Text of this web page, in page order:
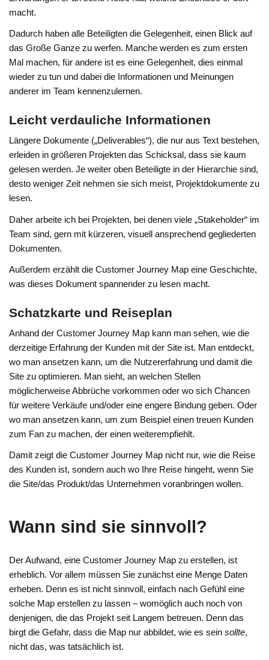
macht.
Dadurch haben alle Beteiligten die Gelegenheit, einen Blick auf
das Große Ganze zu werfen. Manche werden es zum ersten
Mal machen, für andere ist es eine Gelegenheit, dies einmal
wieder zu tun und dabei die Informationen und Meinungen
anderer im Team kennenzulernen.
Leicht verdauliche Informationen
Längere Dokumente („Deliverables“), die nur aus Text bestehen,
erleiden in größeren Projekten das Schicksal, dass sie kaum
gelesen werden. Je weiter oben Beteiligte in der Hierarchie sind,
desto weniger Zeit nehmen sie sich meist, Projektdokumente zu
lesen.
Daher arbeite ich bei Projekten, bei denen viele „Stakeholder“ im
Team sind, gern mit kürzeren, visuell ansprechend gegliederten
Dokumenten.
Außerdem erzählt die Customer Journey Map eine Geschichte,
was dieses Dokument spannender zu lesen macht.
Schatzkarte und Reiseplan
Anhand der Customer Journey Map kann man sehen, wie die
derzeitige Erfahrung der Kunden mit der Site ist. Man entdeckt,
wo man ansetzen kann, um die Nutzererfahrung und damit die
Site zu optimieren. Man sieht, an welchen Stellen
möglicherweise Abbrüche vorkommen oder wo sich Chancen
für weitere Verkäufe und/oder eine engere Bindung geben. Oder
wo man ansetzen kann, um zum Beispiel einen treuen Kunden
zum Fan zu machen, der einen weiterempfiehlt.
Damit zeigt die Customer Journey Map nicht nur, wie die Reise
des Kunden ist, sondern auch wo Ihre Reise hingeht, wenn Sie
die Site/das Produkt/das Unternehmen voranbringen wollen.
Wann sind sie sinnvoll?
Der Aufwand, eine Customer Journey Map zu erstellen, ist
erheblich. Vor allem müssen Sie zunächst eine Menge Daten
erheben. Denn es ist nicht sinnvoll, einfach nach Gefühl eine
solche Map erstellen zu lassen – womöglich auch noch von
denjenigen, die das Projekt seit Langem betreuen. Denn das
birgt die Gefahr, dass die Map nur abbildet, wie es seinsollte,
nicht das, was tatsächlich ist.